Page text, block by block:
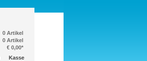
0 Artikel
0 Artikel
€ 0,00*
Kasse